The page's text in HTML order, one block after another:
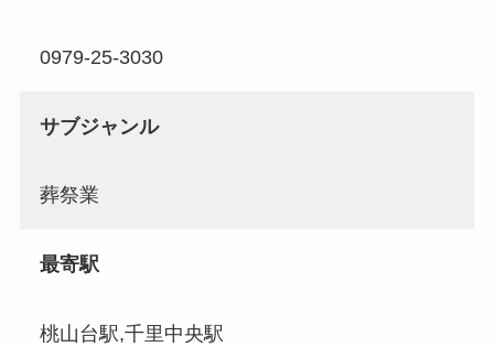
0979-25-3030
サブジャンル
葬祭業
最寄駅
桃山台駅,千里中央駅